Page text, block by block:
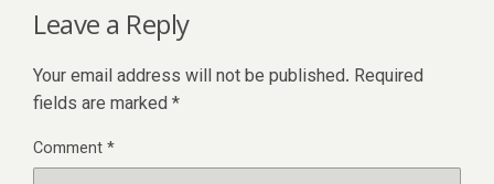
Leave a Reply
Your email address will not be published. Required
fields are marked *
Comment*